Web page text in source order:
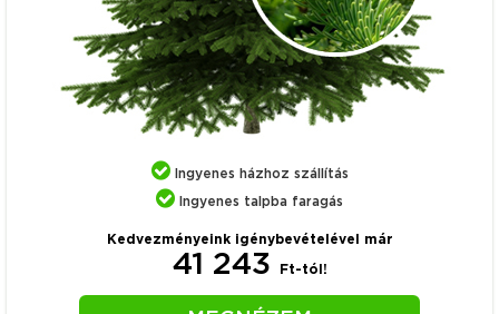
Ingyenes házhoz szállítás
Ingyenes talpba faragás
Kedvezményeink igénybevételével már
41 243 Ft-tól!